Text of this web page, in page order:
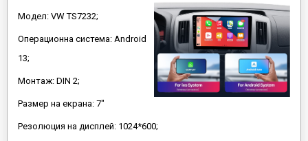
Модел: VW TS7232;
Операционна система: Android
13;
Монтаж: DIN 2;
Размер на екрана: 7"
Резолюция на дисплей: 1024*600;